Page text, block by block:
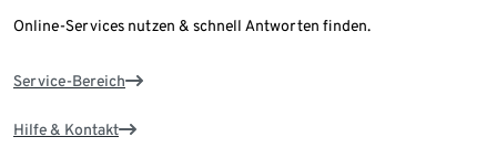
Online-Services nutzen & schnell Antworten finden.
Service-Bereich
Hilfe & Kontakt